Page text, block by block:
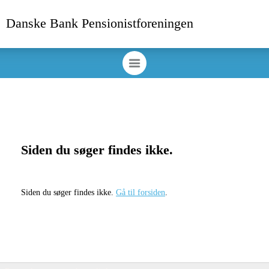
Danske Bank Pensionistforeningen
Siden du søger findes ikke.
Siden du søger findes ikke. Gå til forsiden.